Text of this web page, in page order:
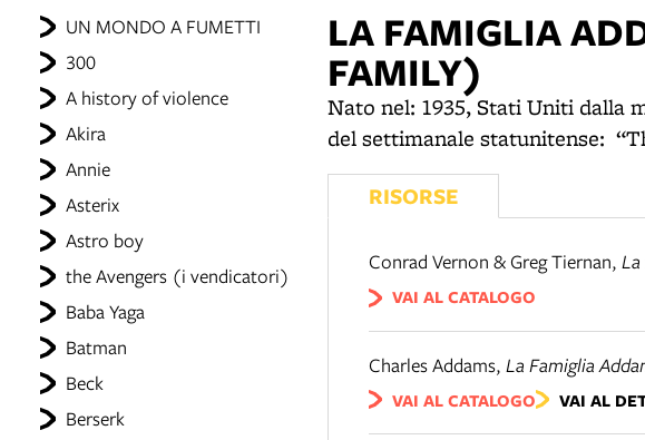
UN MONDO A FUMETTI
300
A history of violence
Akira
Annie
Asterix
Astro boy
the Avengers (i vendicatori)
Baba Yaga
Batman
Beck
Berserk
LA FAMIGLIA
FAMILY)
Nato nel: 1935, Stati Uniti dalla
del settimanale statunitense:
RISORSE
Conrad Vernon & Greg Tiernan,
VAI AL CATALOGO
Charles Addams, La Famiglia
VAI AL CATALOGO VAI AL